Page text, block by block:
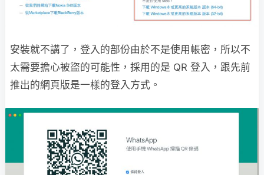
安裝就不講了，登入的部份由於不是使用帳密，所以不
太需要擔心被盜的可能性，採用的是 QR 登入，跟先前
推出的網頁版是一樣的登入方式。